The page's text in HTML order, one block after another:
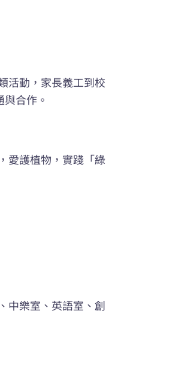
活動，家長義工到校
合作。
愛護植物，實踐「綠
中樂室、英語室、創